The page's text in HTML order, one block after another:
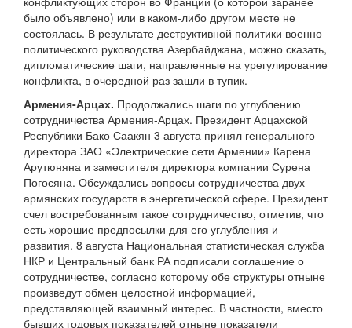
было объявлено) или в каком-либо другом месте не
состоялась. В результате деструктивной политики военно-
политического руководства Азербайджана, можно сказать,
дипломатические шаги, направленные на урегулирование
конфликта, в очередной раз зашли в тупик.
Армения-Арцах. Продолжались шаги по углублению
сотрудничества Армения-Арцах. Президент Арцахской
Республики Бако Саакян 3 августа принял генерального
директора ЗАО «Электрические сети Армении» Карена
Арутюняна и заместителя директора компании Сурена
Погосяна. Обсуждались вопросы сотрудничества двух
армянских государств в энергетической сфере. Президент
счел востребованным такое сотрудничество, отметив, что
есть хорошие предпосылки для его углубления и
развития. 8 августа Национальная статистическая служба
НКР и Центральный банк РА подписали соглашение о
сотрудничестве, согласно которому обе структуры отныне
произведут обмен целостной информацией,
представляющей взаимный интерес. В частности, вместо
бывших годовых показателей отныне показатели